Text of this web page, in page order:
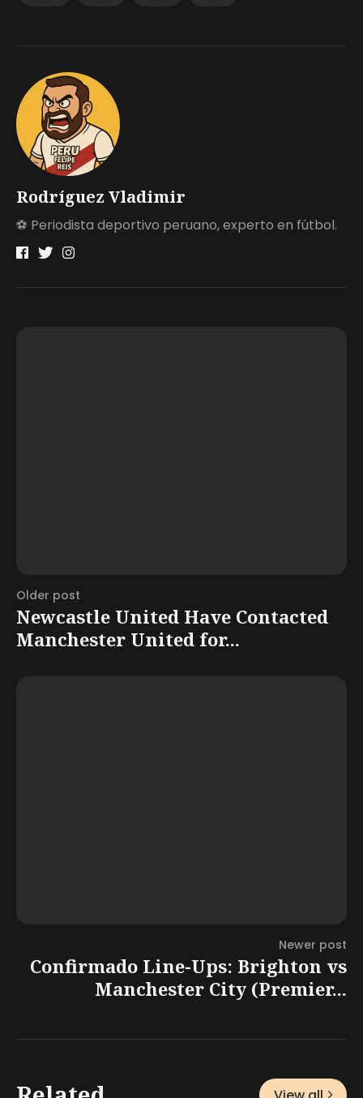
Rodríguez Vladimir
⚽ Periodista deportivo peruano, experto en fútbol.
Older post
Newcastle United Have Contacted
Manchester United for...
Newer post
Confirmado Line-Ups: Brighton vs
Manchester City (Premier...